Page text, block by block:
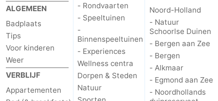
ALGEMEEN
Badplaats
Tips
Voor kinderen
Weer
VERBLIJF
Appartementen
- Rondvaarten
- Speeltuinen
-
Binnenspeeltuinen
- Experiences
Wellness centra
Dorpen & Steden
Natuur
Noord-Holland
- Natuur
Schoorlse Duinen
- Bergen aan Zee
- Bergen
- Alkmaar
- Egmond aan Zee
- Noordhollands